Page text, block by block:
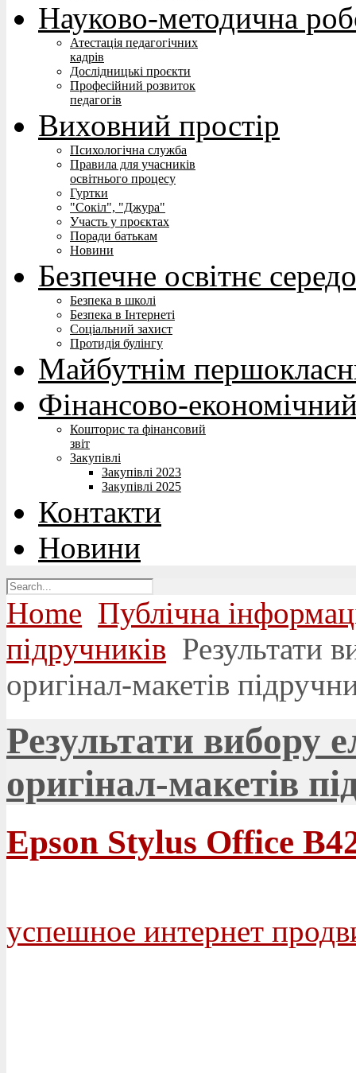
Науково-методична
Атестація педагогічних
кадрів
Дослідницькі проєкти
Професійний розвиток
педагогів
Виховний простір
Психологічна служба
Правила для учасників
освітнього процесу
Гуртки
"Сокіл", "Джура"
Участь у проєктах
Поради батькам
Новини
Безпечне освітнє
Безпека в школі
Безпека в Інтернеті
Соціальний захист
Протидія булінгу
Майбутнім
Фінансово-економічний
Кошторис та фінансовий
звіт
Закупівлі
Закупівлі 2023
Закупівлі 2025
Контакти
Новини
Home Публічна
підручників Результати
оригінал-макетів
Результати вибору
оригінал-макетів
Epson Stylus Office
успешное интернет